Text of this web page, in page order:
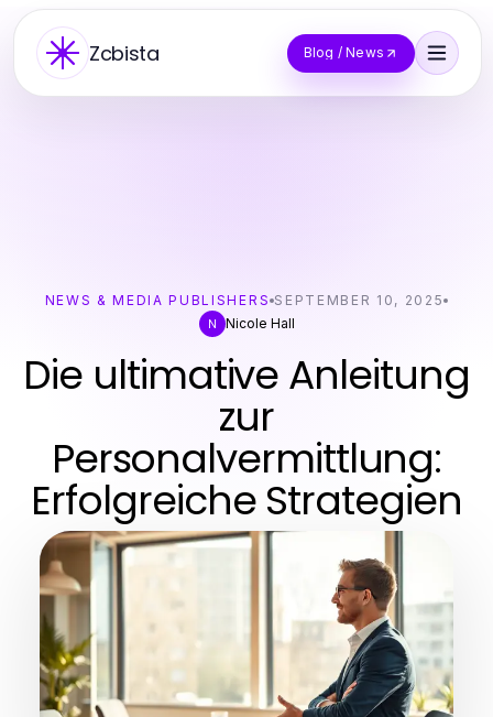
Zcbista Blog / News
NEWS & MEDIA PUBLISHERS SEPTEMBER 10, 2025
N Nicole Hall
Die ultimative Anleitung
zur
Personalvermittlung:
Erfolgreiche Strategien